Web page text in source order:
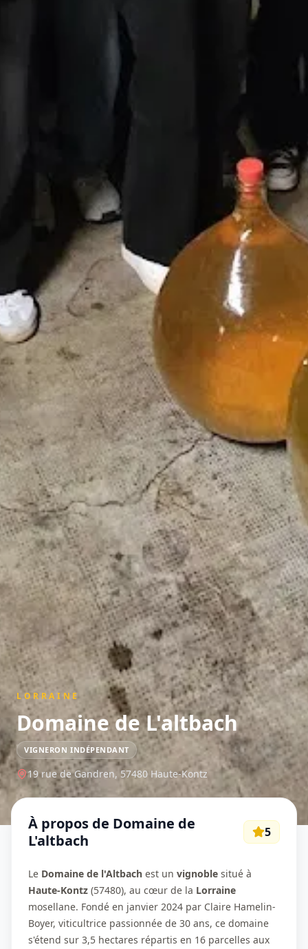
LORRAINE
Domaine de L'altbach
VIGNERON INDÉPENDANT
19 rue de Gandren, 57480 Haute-Kontz
À propos de Domaine de
L'altbach
5
Le Domaine de l'Altbach est un vignoble situé à
Haute-Kontz (57480), au cœur de la Lorraine
mosellane. Fondé en janvier 2024 par Claire Hamelin-
Boyer, viticultrice passionnée de 30 ans, ce domaine
s'étend sur 3,5 hectares répartis en 16 parcelles aux